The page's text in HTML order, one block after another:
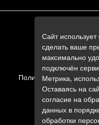
+7
+7
e-mail:
Политика в отношении
Сайт
сделать ваше
максимально
подключён
Метрика,
Оставаясь на
согласие на
данных в
обработки